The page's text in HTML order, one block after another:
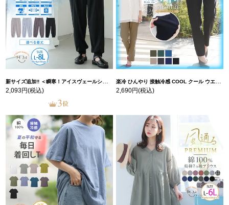
新サイズ追加!! ＜瞬寒！アイスヴェールシリーズ＞ 美脚 ジョガーパンツ 【ウェストゴム】 【ストレッチ】 | 大きいサイズの通販ならハッピーマリリン
2,093円(税込)
楽冷 ひんやり 接触冷感 COOL クール ウエストゴム 楽ちん ストレッチ 美脚 レギパン 【ストレッチ】 | 大きいサイズの通販ならハッピーマリリン
2,690円(税込)